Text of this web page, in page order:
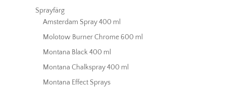
Sprayfärg
Amsterdam Spray 400 ml
Molotow Burner Chrome 600 ml
Montana Black 400 ml
Montana Chalkspray 400 ml
Montana Effect Sprays